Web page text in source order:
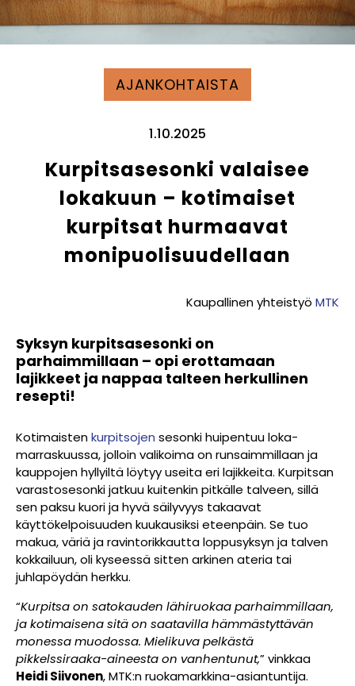
AJANKOHTAISTA
1.10.2025
Kurpitsasesonki valaisee
lokakuun – kotimaiset
kurpitsat hurmaavat
monipuolisuudellaan
Kaupallinen yhteistyö MTK
Syksyn kurpitsasesonki on
parhaimmillaan – opi erottamaan
lajikkeet ja nappaa talteen herkullinen
resepti!
Kotimaistenkurpitsojen sesonki huipentuu loka-
marraskuussa, jolloin valikoima on runsaimmillaan ja
kauppojen hyllyiltä löytyy useita eri lajikkeita. Kurpitsan
varastosesonki jatkuu kuitenkin pitkälle talveen, sillä
sen paksu kuori ja hyvä säilyvyys takaavat
käyttökelpoisuuden kuukausiksi eteenpäin. Se tuo
makua, väriä ja ravintorikkautta loppusyksyn ja talven
kokkailuun, oli kyseessä sitten arkinen ateria tai
juhlapöydän herkku.
“Kurpitsa on satokauden lähiruokaa parhaimmillaan,
ja kotimaisena sitä on saatavilla hämmästyttävän
monessa muodossa. Mielikuva pelkästä
pikkelssiraaka-aineesta on vanhentunut,” vinkkaa
Heidi Siivonen, MTK:n ruokamarkkina-asiantuntija.